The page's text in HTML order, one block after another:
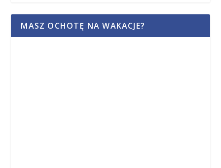
MASZ OCHOTĘ NA WAKACJE?